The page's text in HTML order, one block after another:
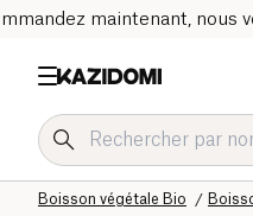
maintenant, nous
Boisson végétale Bio
Notre catalogue bio
Accueil